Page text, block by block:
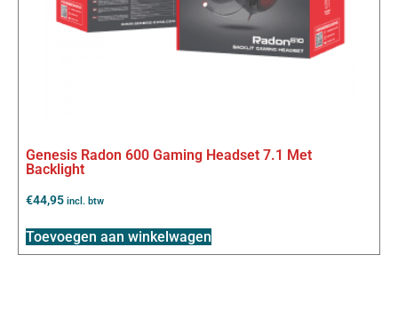
Genesis Radon 600 Gaming Headset 7.1 Met
Backlight
€44,95 incl. btw
Toevoegen aan winkelwagen